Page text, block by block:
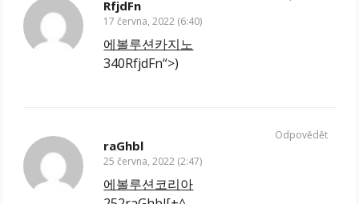
RfjdFn
17 června, 2022 (6:40)
에볼루션카지노
340RfjdFn“>)
raGhbl
25 června, 2022 (2:47)
에볼루션코리아
Odpovědět